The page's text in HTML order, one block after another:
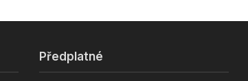
Předplatné